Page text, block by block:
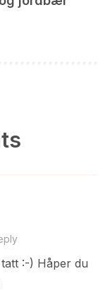
:-) Håper du